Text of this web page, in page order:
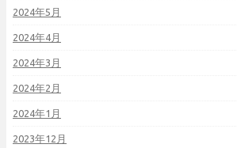
2024年5月
2024年4月
2024年3月
2024年2月
2024年1月
2023年12月